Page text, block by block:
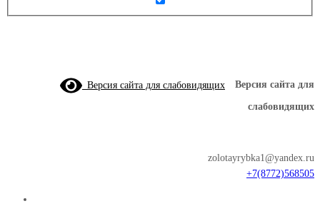
Версия сайта для слабовидящих Версия сайта для
слабовидящих
zolotayrybka1@yandex.ru
+7(8772)568505